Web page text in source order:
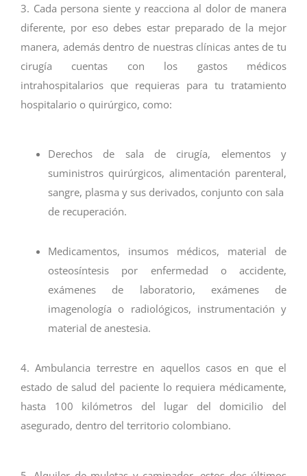
3. Cada persona siente y reacciona al dolor de manera
diferente, por eso debes estar preparado de la mejor
manera, además dentro de nuestras clínicas antes de tu
cirugía cuentas con los gastos médicos
intrahospitalarios que requieras para tu tratamiento
hospitalario o quirúrgico, como:
Derechos de sala de cirugía, elementos y
suministros quirúrgicos, alimentación parenteral,
sangre, plasma y sus derivados, conjunto con sala
de recuperación.
Medicamentos, insumos médicos, material de
osteosíntesis por enfermedad o accidente,
exámenes de laboratorio, exámenes de
imagenología o radiológicos, instrumentación y
material de anestesia.
4. Ambulancia terrestre en aquellos casos en que el
estado de salud del paciente lo requiera médicamente,
hasta 100 kilómetros del lugar del domicilio del
asegurado, dentro del territorio colombiano.